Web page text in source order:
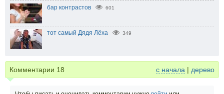
бар контрастов 601
тот самый Дядя Лёха 349
Комментарии 18 с начала | дерево